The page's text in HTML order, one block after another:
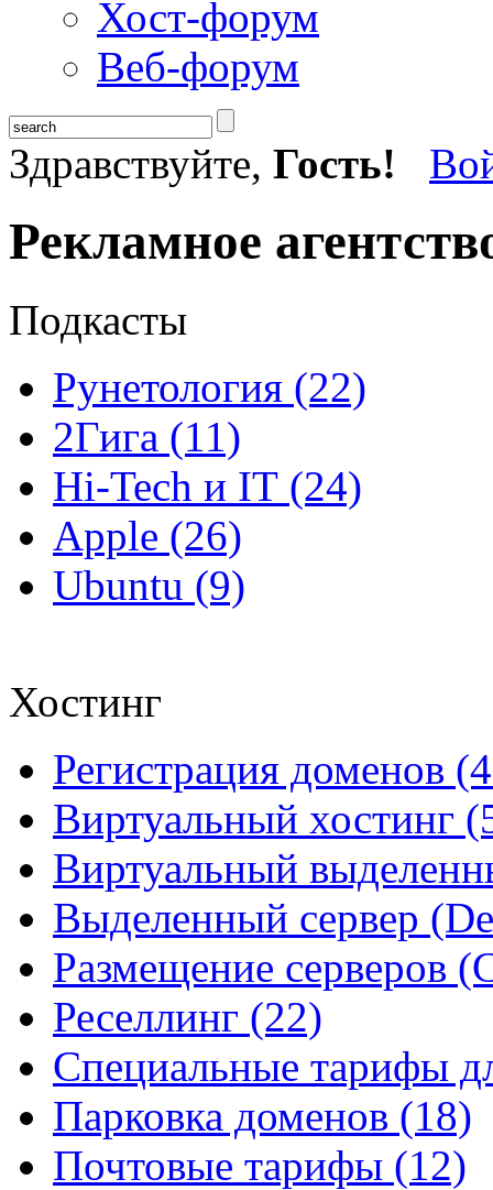
Хост-форум
Веб-форум
Здравствуйте, Гость!
Рекламное
Подкасты
Рунетология (22)
2Гига (11)
Hi-Tech и IT (24)
Apple (26)
Ubuntu (9)
Хостинг
Регистрация доменов
Виртуальный хостинг
Виртуальный
Выделенный сервер
Размещение серверов
Реселлинг (22)
Специальные тарифы
Парковка доменов (18)
Почтовые тарифы (12)